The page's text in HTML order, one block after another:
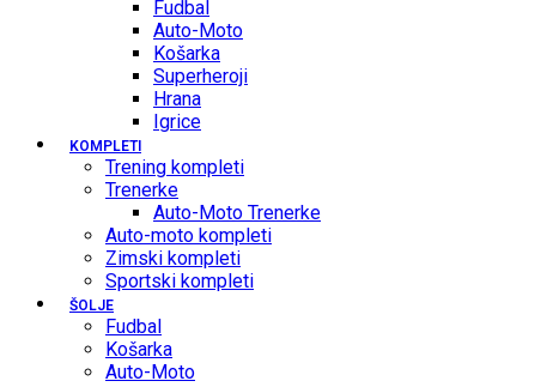
Fudbal
Auto-Moto
Košarka
Superheroji
Hrana
Igrice
KOMPLETI
Trening kompleti
Trenerke
Auto-Moto Trenerke
Auto-moto kompleti
Zimski kompleti
Sportski kompleti
ŠOLJE
Fudbal
Košarka
Auto-Moto